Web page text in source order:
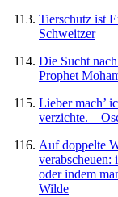
Tierschutz ist
Schweitzer
Die Sucht
Prophet
Lieber mach’
verzichte. –
Auf doppelte
verabscheuen:
oder indem
Wilde